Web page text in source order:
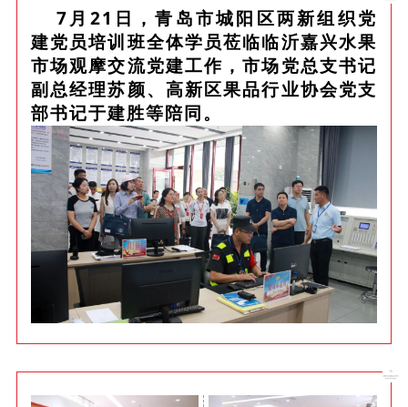
7月21日，青岛市城阳区两新组织党
建党员培训班全体学员莅临临沂嘉兴水果
市场观摩交流党建工作，市场党总支书记
副总经理苏颜、高新区果品行业协会党支
部书记于建胜等陪同。